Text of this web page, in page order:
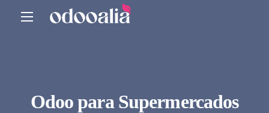
Odoo para Supermercados